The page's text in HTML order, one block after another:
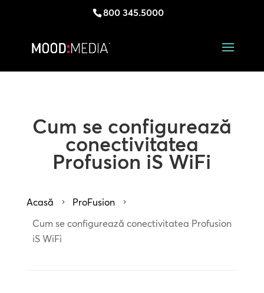
800 345.5000
Cum se configurează
conectivitatea
Profusion iS WiFi
Acasă 5 ProFusion 5
Cum se configurează conectivitatea Profusion
iS WiFi